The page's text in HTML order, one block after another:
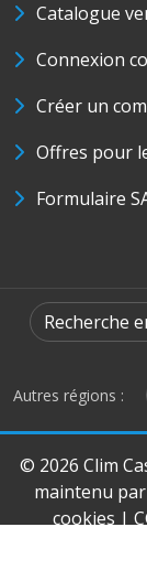
Catalogue
Connexion
Créer un
Offres pour
Formulaire
Recherche
Autres régions :
© 2026 Clim
maintenu par
cookies |